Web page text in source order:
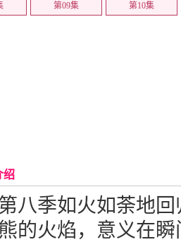
第09集 第10集
绍
八季如火如荼地
的火焰，意义在